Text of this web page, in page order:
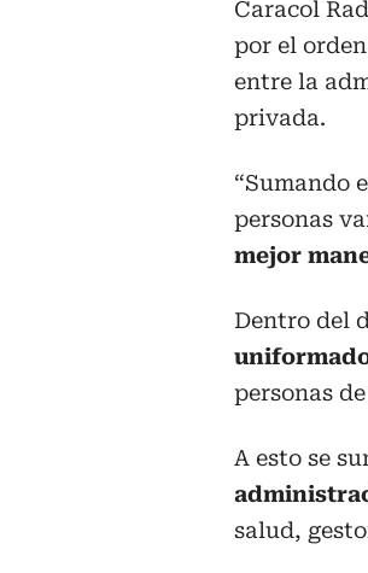
Caracol
por el
entre la
privada.
“Sumando
personas
mejor
Dentro del
personas de
A esto se
salud,